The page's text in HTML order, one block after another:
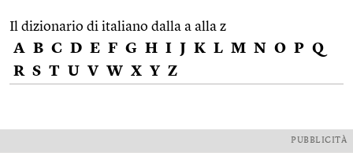
Il dizionario di italiano dalla a alla z
A B C D E F G H I J K L M N O P Q
R S T U V W X Y Z
PUBBLICITÀ